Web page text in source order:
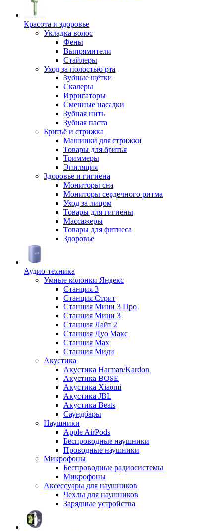
Красота и здоровье
Укладка волос
Фены
Выпрямители
Стайлеры
Уход за полостью рта
Зубные щётки
Скалеры
Ирригаторы
Сменные насадки
Зубная нить
Зубная паста
Бритьё и стрижка
Машинки для стрижки
Товары для бритья
Триммеры
Эпиляция
Здоровье и гигиена
Мониторы сна
Мониторы сердечного ритма
Уход за лицом
Товары для гигиены
Массажеры
Товары для фитнеса
Здоровье
Аудио-техника
Умные колонки Яндекс
Станция 3
Станция Стрит
Станция Мини 3 Про
Станция Мини 3
Станция Лайт 2
Станция Дуо Макс
Станция Max
Станция Миди
Акустика
Акустика Harman/Kardon
Акустика BOSE
Акустика Xiaomi
Акустика JBL
Акустика Beats
Саундбары
Наушники
Apple AirPods
Беспроводные наушники
Проводные наушники
Микрофоны
Беспроводные радиосистемы
Микрофоны
Аксессуары для наушников
Чехлы для наушников
Зарядные устройства